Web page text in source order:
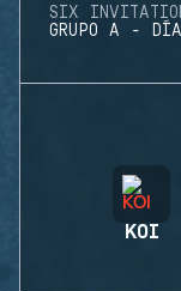
SIX
GRUPO A -
KOI